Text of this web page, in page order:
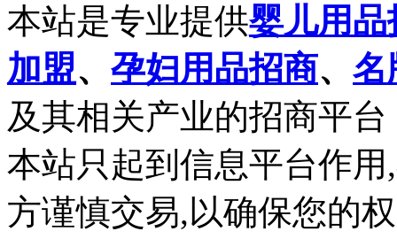
本站是专业提供婴儿用品
加盟、 孕妇用品招商、 名
及其相关产业的招商平台
本站只起到信息平台作
方谨慎交易,以确保您的